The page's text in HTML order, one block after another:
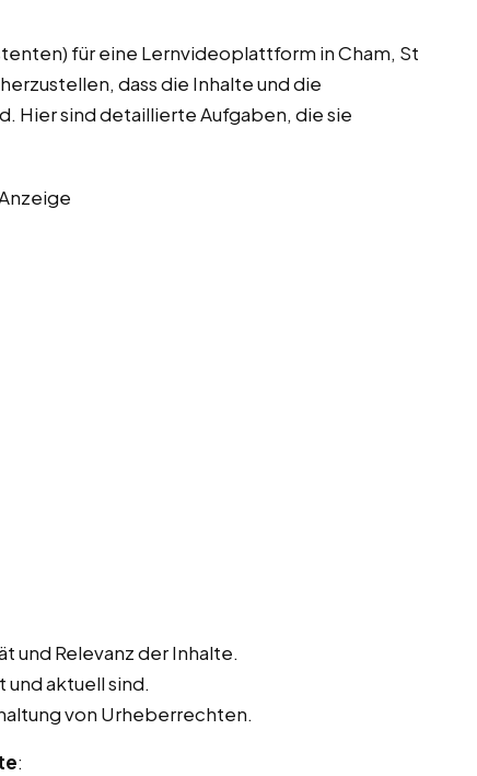
für eine Lernvideoplattform in Cham, St
dass die Inhalte und die
Hier sind detaillierte Aufgaben, die sie
und Relevanz der Inhalte.
aktuell sind.
von Urheberrechten.
: